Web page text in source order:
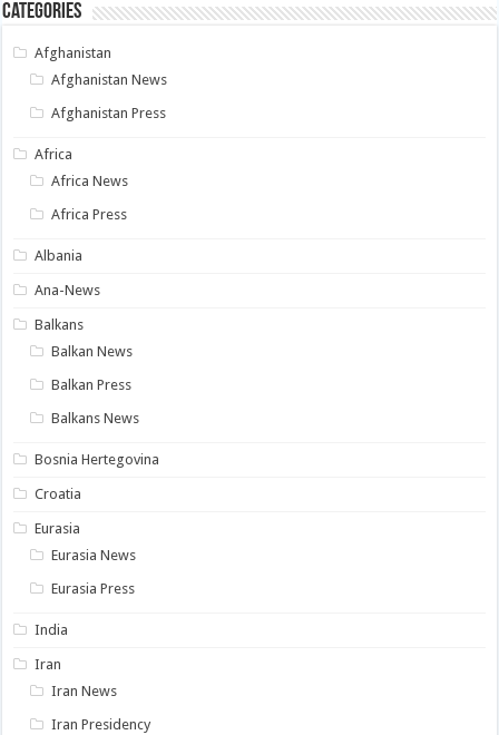
Categories
Afghanistan
Afghanistan News
Afghanistan Press
Africa
Africa News
Africa Press
Albania
Ana-News
Balkans
Balkan News
Balkan Press
Balkans News
Bosnia Hertegovina
Croatia
Eurasia
Eurasia News
Eurasia Press
India
Iran
Iran News
Iran Presidency